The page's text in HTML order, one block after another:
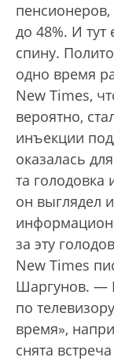
пенсионеров,
до 48%. И
спину.
одно время
New Times,
вероятно,
инъекции
оказалась
та
он выглядел
за эту
New Times
Шаргунов. —
по
время»,
снята